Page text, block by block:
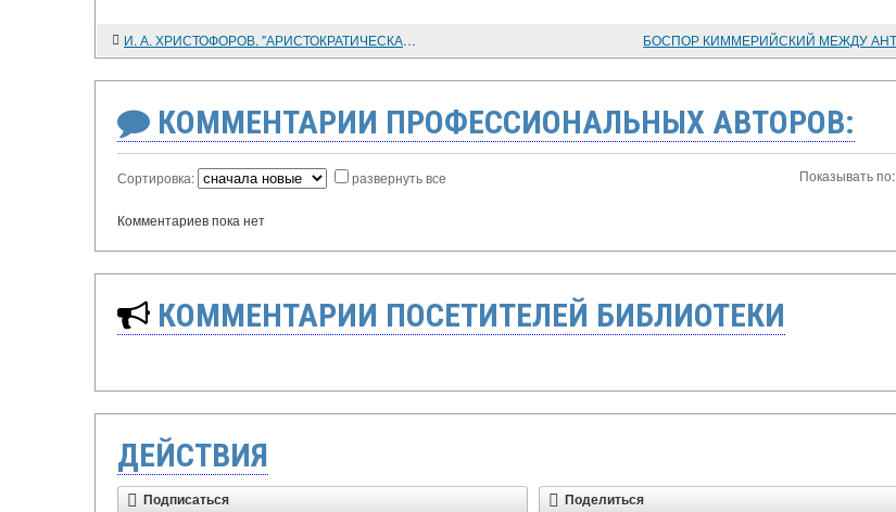
И. А. ХРИСТОФОРОВ. "АРИСТОКРАТИЧЕСКАЯ" ОППОЗИЦИЯ ВЕЛИКИМ РЕФОРМАМ. КОНЕЦ 1850 - 1870-х гг.
КОММЕНТАРИИ ПРОФЕССИОНАЛЬНЫХ АВТОРОВ:
Сортировка: развернуть все Показывать по:
Комментариев пока нет
КОММЕНТАРИИ ПОСЕТИТЕЛЕЙ БИБЛИОТЕКИ
ДЕЙСТВИЯ
Подписаться Поделиться